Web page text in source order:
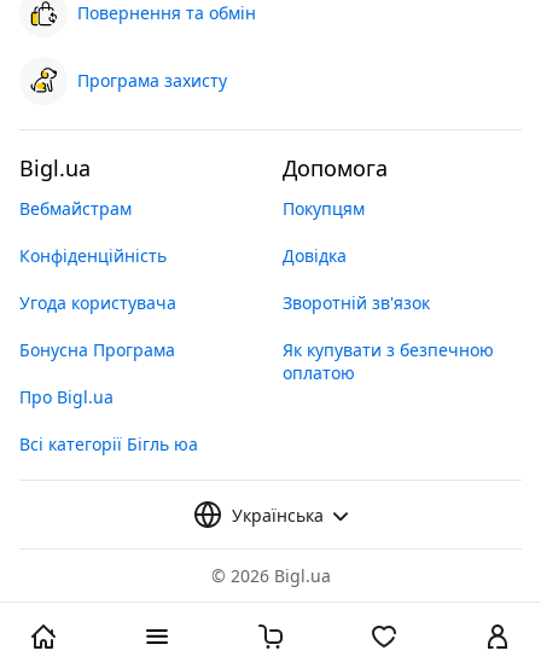
Повернення та обмін
Програма захисту
Bigl.ua
Вебмайстрам
Конфіденційність
Угода користувача
Бонусна Програма
Про Bigl.ua
Всі категорії Бігль юа
Допомога
Покупцям
Довідка
Зворотній зв'язок
Як купувати з безпечною
оплатою
Українська
© 2026 Bigl.ua